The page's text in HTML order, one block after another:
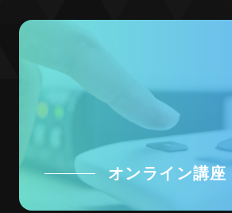
オンライン講座